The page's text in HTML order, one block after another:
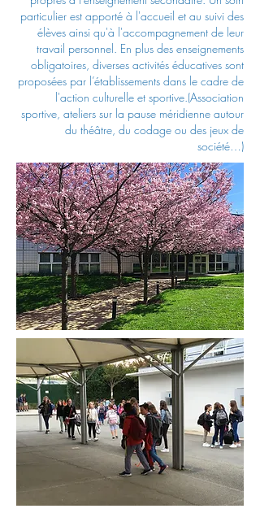
particulier est apporté à l'accueil et au suivi des
élèves ainsi qu'à l'accompagnement de leur
travail personnel. En plus des enseignements
obligatoires, diverses activités éducatives sont
proposées par l’établissements dans le cadre de
l'action culturelle et sportive.(Association
sportive, ateliers sur la pause méridienne autour
du théâtre, du codage ou des jeux de
société…)